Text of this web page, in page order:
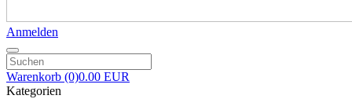
Anmelden
Warenkorb (0)0.00 EUR
Kategorien